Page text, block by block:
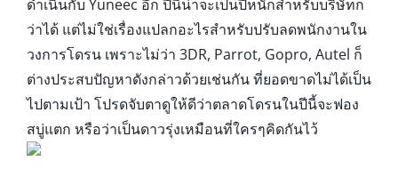
ดำเนินกับ Yuneec อีก ปีนี้น่าจะเป็นปีหนักสำหรับบริษัทก็
ว่าได้ แต่ไม่ใช่เรื่องแปลกอะไรสำหรับปรับลดพนักงานใน
วงการโดรน เพราะไม่ว่า 3DR, Parrot, Gopro, Autel ก็
ต่างประสบปัญหาดังกล่าวด้วยเช่นกัน ที่ยอดขาดไม่ได้เป็น
ไปตามเป้า โปรดจับตาดูให้ดีว่าตลาดโดรนในปีนี้จะฟอง
สบู่แตก หรือว่าเป็นดาวรุ่งเหมือนที่ใครๆคิดกันไว้